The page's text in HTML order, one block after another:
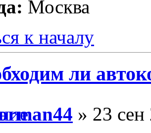
Москва
к началу
ли
» 23